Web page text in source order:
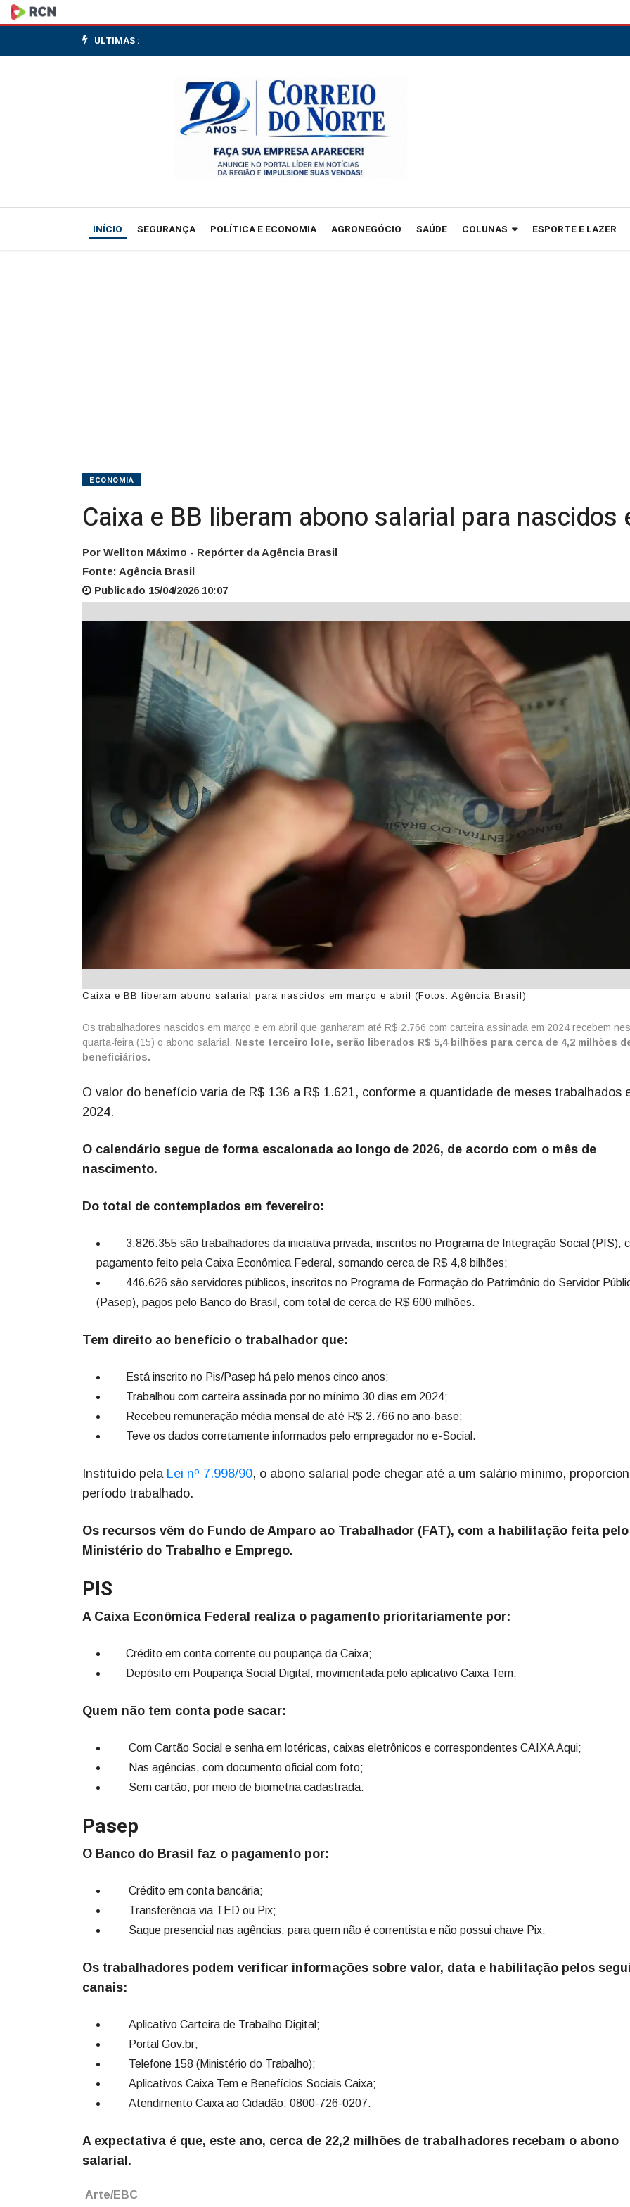
Caixa
e
para
nascidos
ULTIMAS :
INÍCIO SEGURANÇA POLÍTICA E ECONOMIA AGRONEGÓCIO SAÚDE COLUNAS ESPORTE E LAZER
ECONOMIA
Caixa e BB liberam abono salarial para nascidos
Por Wellton Máximo - Repórter da Agência Brasil
Fonte: Agência Brasil
Publicado 15/04/2026 10:07
Caixa e BB liberam abono salarial para nascidos em março e abril (Fotos: Agência Brasil)
Os trabalhadores nascidos em março e em abril que ganharam até R$ 2.766 com carteira assinada em 2024 recebem
quarta-feira (15) o abono salarial. Neste terceiro lote, serão liberados R$ 5,4 bilhões para cerca de 4,2 milhões
beneficiários.
O valor do benefício varia de R$ 136 a R$ 1.621, conforme a quantidade de meses trabalhados
2024.
O calendário segue de forma escalonada ao longo de 2026, de acordo com o mês de
nascimento.
Do total de contemplados em fevereiro:
3.826.355 são trabalhadores da iniciativa privada, inscritos no Programa de Integração Social (PIS),
pagamento feito pela Caixa Econômica Federal, somando cerca de R$ 4,8 bilhões;
446.626 são servidores públicos, inscritos no Programa de Formação do Patrimônio do Servidor
(Pasep), pagos pelo Banco do Brasil, com total de cerca de R$ 600 milhões.
Tem direito ao benefício o trabalhador que:
Está inscrito no Pis/Pasep há pelo menos cinco anos;
Trabalhou com carteira assinada por no mínimo 30 dias em 2024;
Recebeu remuneração média mensal de até R$ 2.766 no ano-base;
Teve os dados corretamente informados pelo empregador no e-Social.
Instituído pela Lei nº 7.998/90, o abono salarial pode chegar até a um salário mínimo,
período trabalhado.
Os recursos vêm do Fundo de Amparo ao Trabalhador (FAT), com a habilitação feita pelo
Ministério do Trabalho e Emprego.
PIS
A Caixa Econômica Federal realiza o pagamento prioritariamente por:
Crédito em conta corrente ou poupança da Caixa;
Depósito em Poupança Social Digital, movimentada pelo aplicativo Caixa Tem.
Quem não tem conta pode sacar:
Com Cartão Social e senha em lotéricas, caixas eletrônicos e correspondentes CAIXA Aqui;
Nas agências, com documento oficial com foto;
Sem cartão, por meio de biometria cadastrada.
Pasep
O Banco do Brasil faz o pagamento por:
Crédito em conta bancária;
Transferência via TED ou Pix;
Saque presencial nas agências, para quem não é correntista e não possui chave Pix.
Os trabalhadores podem verificar informações sobre valor, data e habilitação pelos
canais:
Aplicativo Carteira de Trabalho Digital;
Portal Gov.br;
Telefone 158 (Ministério do Trabalho);
Aplicativos Caixa Tem e Benefícios Sociais Caixa;
Atendimento Caixa ao Cidadão: 0800-726-0207.
A expectativa é que, este ano, cerca de 22,2 milhões de trabalhadores recebam o abono
salarial.
Arte/EBC